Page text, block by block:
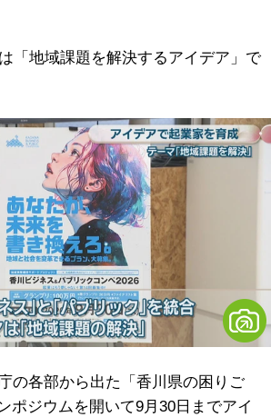
「地域課題を解決するアイデア」で
の各部から出た「香川県の困りご
ポジウムを開いて9月30日までアイ